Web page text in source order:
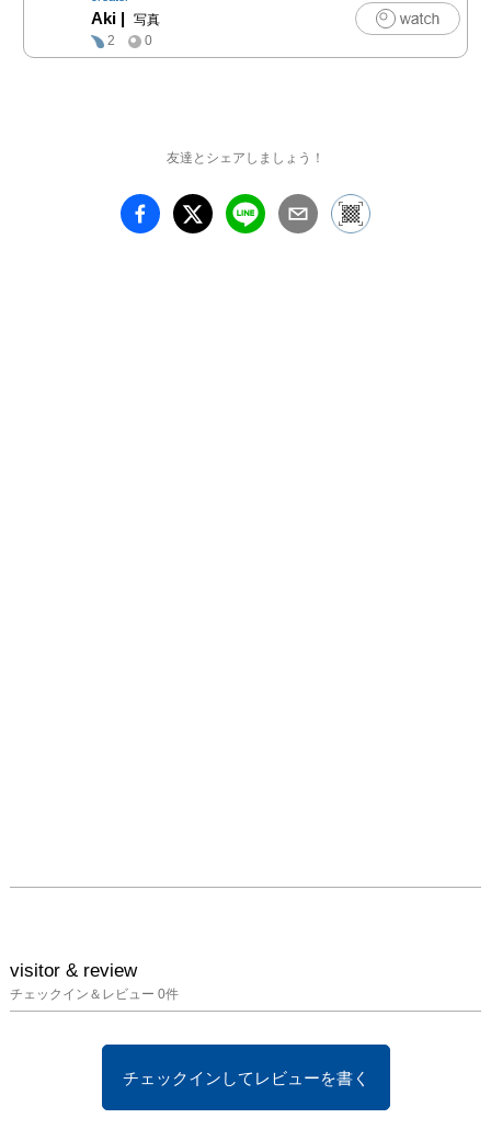
Aki |
写真
2
0
友達とシェアしましょう！
visitor & review
チェックイン＆レビュー 0件
チェックインしてレビューを書く